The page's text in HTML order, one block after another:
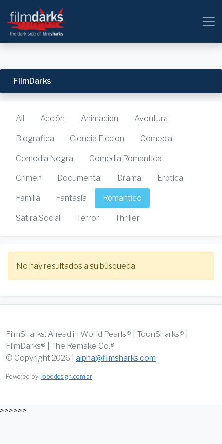
FilmDarks
All Acción Animacion Aventura
Biografica Ciencia Ficcion Comedia
Comedia Negra Comedia Romantica
Crimen Documental Drama Erotica
Familia Fantasia Romantico
Satira Social Terror Thriller
No hay resultados a su búsqueda
FilmSharks: Ahead in World Pearls® | ToonSharks® |
FilmDarks® | The Remake Co.®
© Copyright 2026 | alpha@filmsharks.com
Powered by: lobodesign.com.ar
>>>>>>